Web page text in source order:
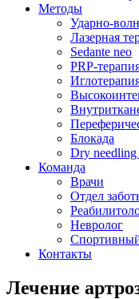
Методы
Ударно-
Лазерная
Sedante neo
PRP-
Блокада
Dry
Команда
Врачи
Отдел
Невролог
Контакты
Лечение